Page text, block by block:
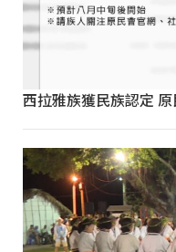
西拉雅族獲民族認定